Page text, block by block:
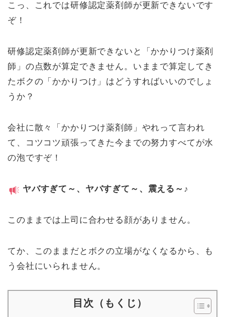
こっ、これでは研修認定薬剤師が更新できないです
ぞ！
研修認定薬剤師が更新できないと「かかりつけ薬剤
師」の点数が算定できません。いままで算定してき
たボクの「かかりつけ」はどうすればいいのでしょ
うか？
会社に散々「かかりつけ薬剤師」やれって言われ
て、コツコツ頑張ってきた今までの努力すべてが水
の泡ですぞ！
ヤバすぎて～、ヤバすぎて～、震える～♪
このままでは上司に合わせる顔がありません。
てか、このままだとボクの立場がなくなるから、も
う会社にいられません。
目次（もくじ）